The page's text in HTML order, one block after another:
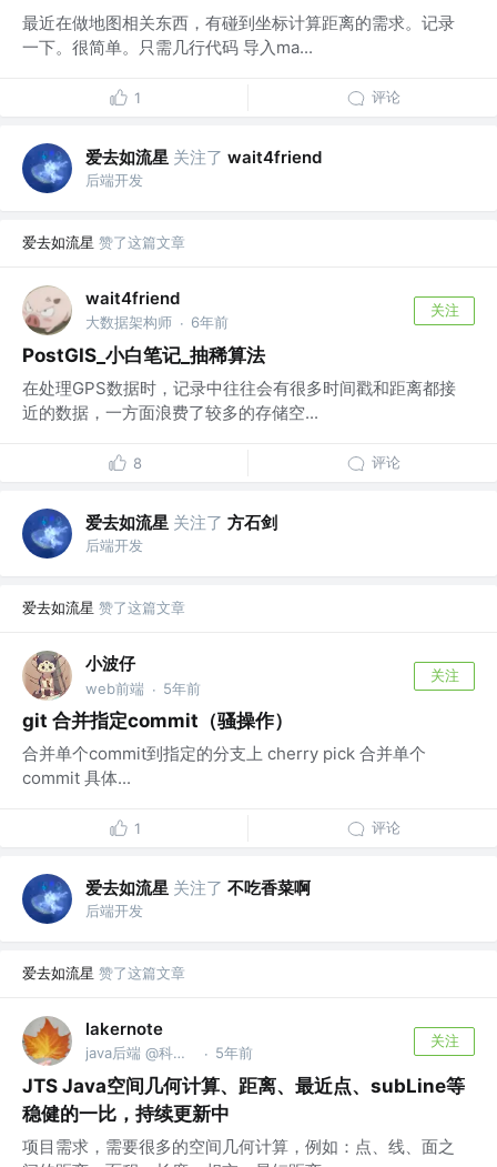
最近在做地图相关东西，有碰到坐标计算距离的需求。记录
一下。很简单。只需几行代码 导入ma...
1 评论
爱去如流星 关注了 wait4friend
后端开发
爱去如流星 赞了这篇文章
wait4friend
大数据架构师 · 6年前
关注
PostGIS_小白笔记_抽稀算法
在处理GPS数据时，记录中往往会有很多时间戳和距离都接
近的数据，一方面浪费了较多的存储空...
8 评论
爱去如流星 关注了 方石剑
后端开发
爱去如流星 赞了这篇文章
小波仔
web前端 · 5年前
关注
git 合并指定commit（骚操作）
合并单个commit到指定的分支上 cherry pick 合并单个
commit 具体...
1 评论
爱去如流星 关注了 不吃香菜啊
后端开发
爱去如流星 赞了这篇文章
lakernote
java后端 @科大讯飞 · 5年前
关注
JTS Java空间几何计算、距离、最近点、subLine等
稳健的一比，持续更新中
项目需求，需要很多的空间几何计算，例如：点、线、面之